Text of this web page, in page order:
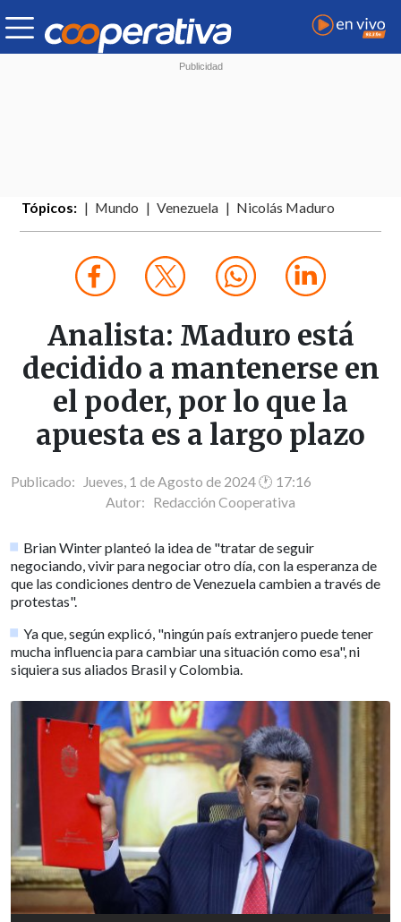
Tópicos: Mundo Venezuela Nicolás Maduro
Analista: Maduro está
decidido a mantenerse en
el poder, por lo que la
apuesta es a largo plazo
Publicado: Jueves, 1 de Agosto de 2024 🕐 17:16
Autor: Redacción Cooperativa
Brian Winter planteó la idea de "tratar de seguir
negociando, vivir para negociar otro día, con la esperanza de
que las condiciones dentro de Venezuela cambien a través de
protestas".
Ya que, según explicó, "ningún país extranjero puede tener
mucha influencia para cambiar una situación como esa", ni
siquiera sus aliados Brasil y Colombia.